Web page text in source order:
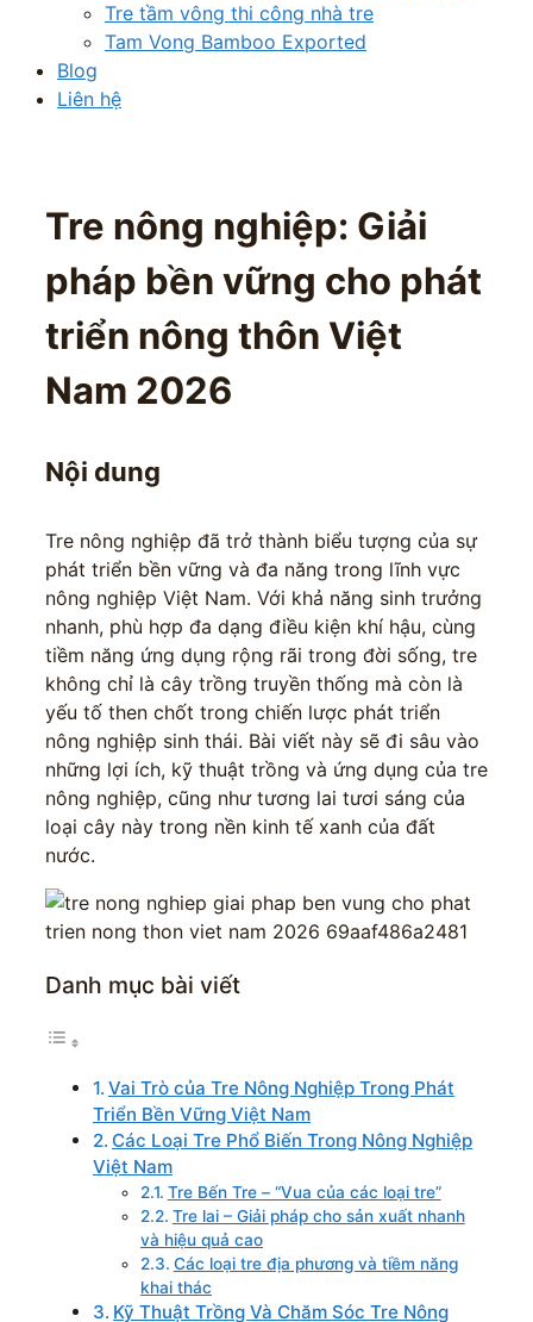
Tre tầm vông thi công nhà tre
Tam Vong Bamboo Exported
Blog
Liên hệ
Tre nông nghiệp: Giải
pháp bền vững cho phát
triển nông thôn Việt
Nam 2026
Nội dung
Tre nông nghiệp đã trở thành biểu tượng của sự
phát triển bền vững và đa năng trong lĩnh vực
nông nghiệp Việt Nam. Với khả năng sinh trưởng
nhanh, phù hợp đa dạng điều kiện khí hậu, cùng
tiềm năng ứng dụng rộng rãi trong đời sống, tre
không chỉ là cây trồng truyền thống mà còn là
yếu tố then chốt trong chiến lược phát triển
nông nghiệp sinh thái. Bài viết này sẽ đi sâu vào
những lợi ích, kỹ thuật trồng và ứng dụng của tre
nông nghiệp, cũng như tương lai tươi sáng của
loại cây này trong nền kinh tế xanh của đất
nước.
Danh mục bài viết
Vai Trò của Tre Nông Nghiệp Trong Phát
Triển Bền Vững Việt Nam
Các Loại Tre Phổ Biến Trong Nông Nghiệp
Việt Nam
Tre Bến Tre – “Vua của các loại tre”
Tre lai – Giải pháp cho sản xuất nhanh
và hiệu quả cao
Các loại tre địa phương và tiềm năng
khai thác
Kỹ Thuật Trồng Và Chăm Sóc Tre Nông